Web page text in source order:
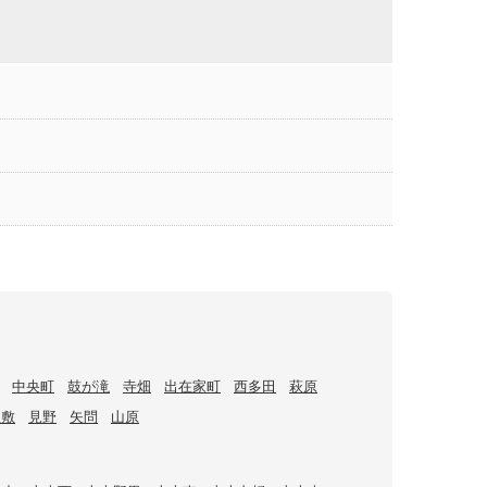
中央町 鼓が滝 寺畑 出在家町 西多田
萩原
見野 矢問 山原